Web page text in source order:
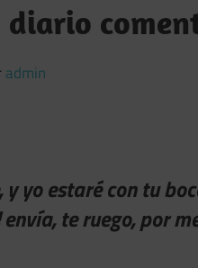
admin
y yo estaré con tu
envía, te ruego, por